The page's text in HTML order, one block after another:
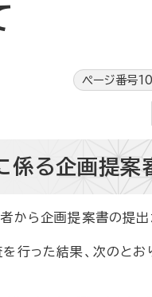
ページ番号
る企画提案
ら企画提案書の提出
行った結果、次のと